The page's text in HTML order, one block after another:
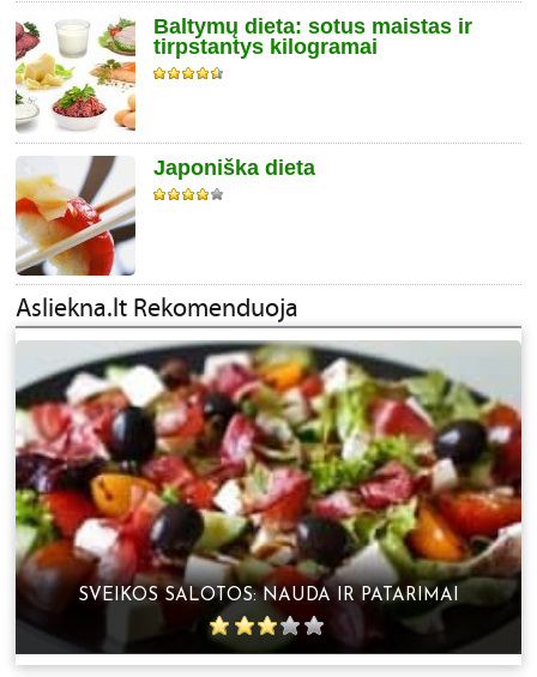
Baltymų dieta: sotus maistas ir
tirpstantys kilogramai
Japoniška dieta
SVEIKOS SALOTOS: NAUDA IR PATARIMAI